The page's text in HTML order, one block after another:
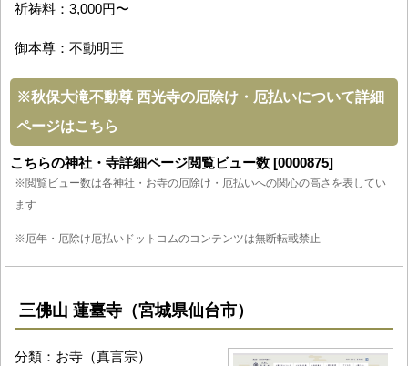
祈祷料：3,000円〜
御本尊：不動明王
※秋保大滝不動尊 西光寺の厄除け・厄払いについて詳細
ページはこちら
こちらの神社・寺詳細ページ閲覧ビュー数 [0000875]
※閲覧ビュー数は各神社・お寺の厄除け・厄払いへの関心の高さを表してい
ます
※厄年・厄除け厄払いドットコムのコンテンツは無断転載禁止
三佛山 蓮臺寺（宮城県仙台市）
分類：お寺（真言宗）